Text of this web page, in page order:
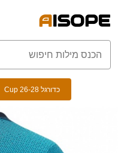
כדורגל Cup 26-28